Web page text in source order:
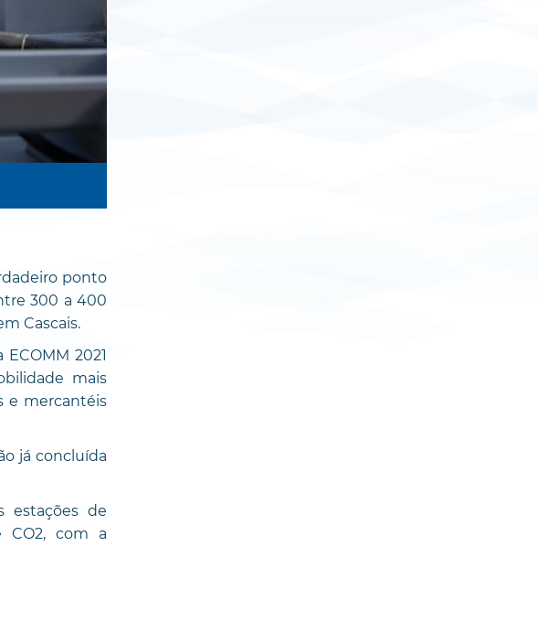
ponto
300 a 400
Cascais.
2021
mais
e mercantéis
já concluída
estações de
CO2, com a